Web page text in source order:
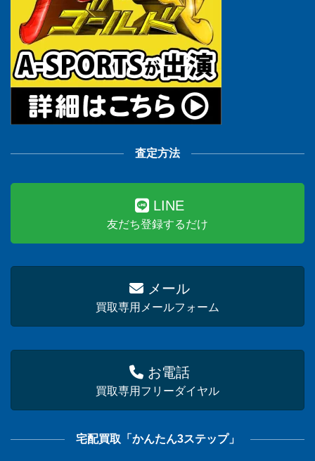
査定方法
LINE
友だち登録するだけ
メール
買取専用メールフォーム
お電話
買取専用フリーダイヤル
宅配買取「かんたん3ステップ」